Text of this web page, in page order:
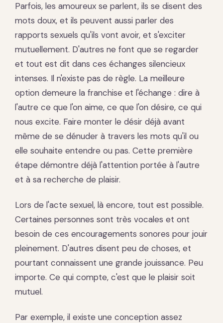
Parfois, les amoureux se parlent, ils se disent des
mots doux, et ils peuvent aussi parler des
rapports sexuels qu'ils vont avoir, et s'exciter
mutuellement. D'autres ne font que se regarder
et tout est dit dans ces échanges silencieux
intenses. Il n'existe pas de règle. La meilleure
option demeure la franchise et l'échange : dire à
l'autre ce que l'on aime, ce que l'on désire, ce qui
nous excite. Faire monter le désir déjà avant
même de se dénuder à travers les mots qu'il ou
elle souhaite entendre ou pas. Cette première
étape démontre déjà l'attention portée à l'autre
et à sa recherche de plaisir.
Lors de l'acte sexuel, là encore, tout est possible.
Certaines personnes sont très vocales et ont
besoin de ces encouragements sonores pour jouir
pleinement. D'autres disent peu de choses, et
pourtant connaissent une grande jouissance. Peu
importe. Ce qui compte, c'est que le plaisir soit
mutuel.
Par exemple, il existe une conception assez